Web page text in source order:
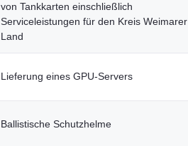
von Tankkarten einschließlich
Serviceleistungen für den Kreis Weimarer
Land
Lieferung eines GPU-Servers
Ballistische Schutzhelme